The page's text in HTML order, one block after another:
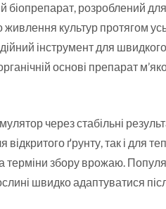
біопрепарат, розроблений
культур протягом
інструмент для
основі препарат
через стабільні
ґрунту, так і для
терміни збору врожаю.
швидко адаптуватися